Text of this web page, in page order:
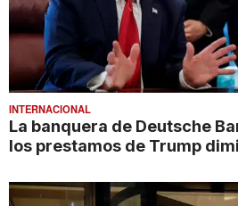
INTERNACIONAL
La banquera de Deutsche
los prestamos de Trump